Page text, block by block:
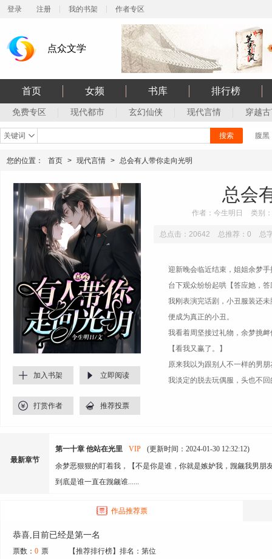
登录 注册 我的书架 作者专区
点众文学
首页 女频 书库 排行榜
免费专区 现代都市 玄幻仙侠 现代言情 穿越
关键词 搜索 腹黑
您的位置： 首页 > 现代言情 > 总会有人带你走向光明
加入书架 立即阅读
打赏作者 推荐投票
总会
作者：今生明日 类别
总点击：20642 总推荐：0 总
迎新晚会临近结束，姐姐余梦
台下观众纷纷起哄【答应她，答
我刚表演完话剧，小丑服装还未
便成为真正的小丑。
我看着周坚接过礼物，余梦挑衅
【看我又赢了。】
原来我以为跟别人不一样的男朋
我淡定的脱去玩偶服，头也不回
最新章节
第一十章 他站在光里 VIP
(更新时间：2024-01-30 12:32:12)
余梦恶狠狠的盯着我，【不是你是谁，你就是嫉妒我，觊觎我
到底是谁一直在觊觎谁......
作品推荐票
恭喜,目前已经是第一名
票数： 0 票 【推荐排行榜】排名：第位